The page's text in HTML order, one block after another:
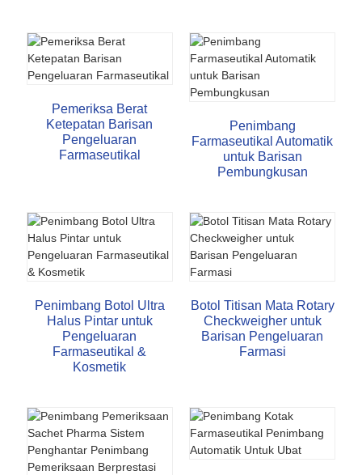
Pemeriksa Berat
Ketepatan Barisan
Pengeluaran
Farmaseutikal
Penimbang
Farmaseutikal Automatik
untuk Barisan
Pembungkusan
Penimbang Botol Ultra
Halus Pintar untuk
Pengeluaran
Farmaseutikal &
Kosmetik
Botol Titisan Mata Rotary
Checkweigher untuk
Barisan Pengeluaran
Farmasi